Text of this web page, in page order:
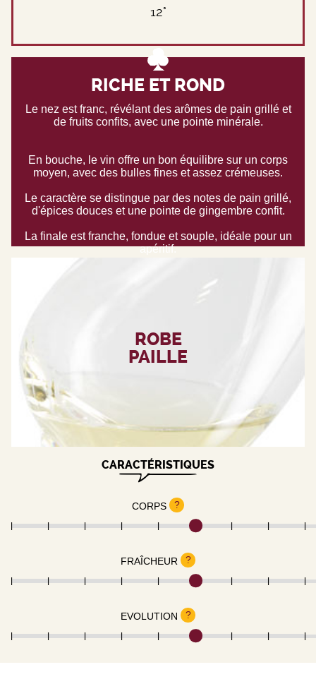
RICHE ET ROND
Le nez est franc, révélant des arômes de pain grillé et
de fruits confits, avec une pointe minérale.
En bouche, le vin offre un bon équilibre sur un corps
moyen, avec des bulles fines et assez crémeuses.
Le caractère se distingue par des notes de pain grillé,
d'épices douces et une pointe de gingembre confit.
La finale est franche, fondue et souple, idéale pour un
apéritif.
ROBE
PAILLE
12°
CARACTÉRISTIQUES
CORPS ?
FRAÎCHEUR ?
EVOLUTION ?